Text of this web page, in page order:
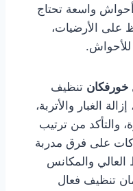
واسعة تحتاج
على الأرضيات،
للأحواش.
تنظيف
الغبار والأتربة،
والتأكد من ترتيب
على فرق مدربة
والمكانس
تنظيف فعال